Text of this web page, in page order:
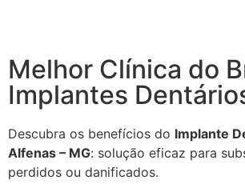
Melhor Clínica do
Implantes
Descubra os benefícios do Implante
Alfenas – MG: solução eficaz para
perdidos ou danificados.